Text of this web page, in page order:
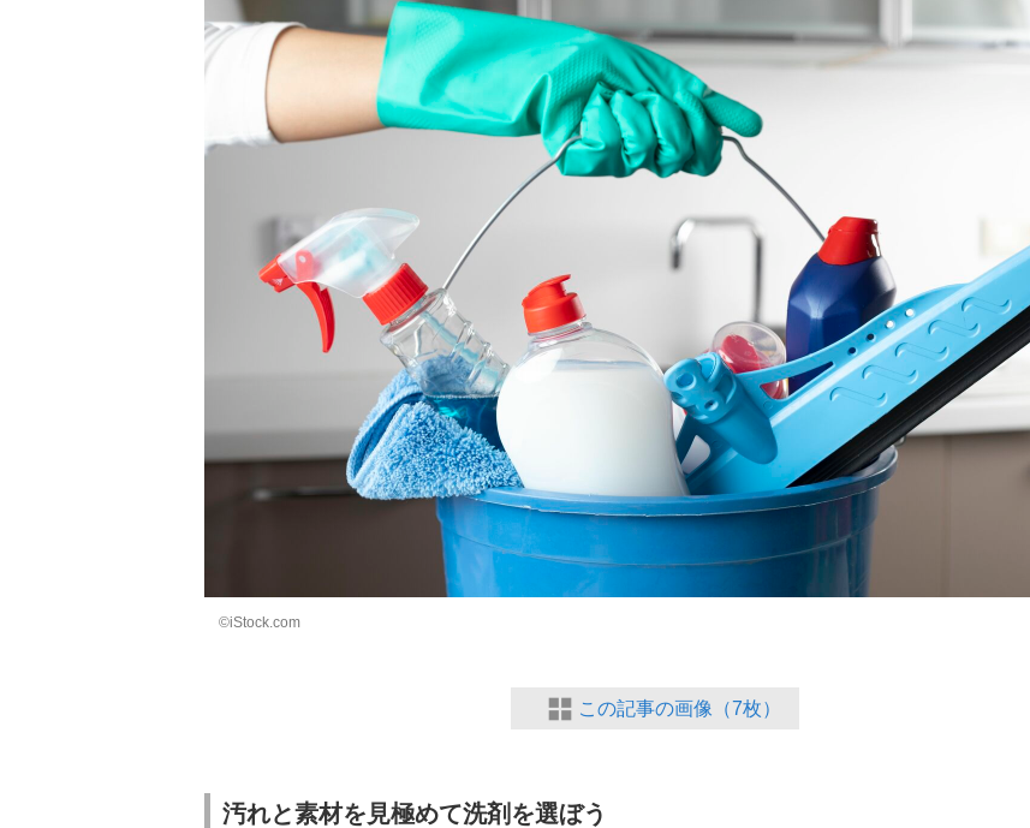
©iStock.com
この記事の画像（7枚）
汚れと素材を見極めて洗剤を選ぼう